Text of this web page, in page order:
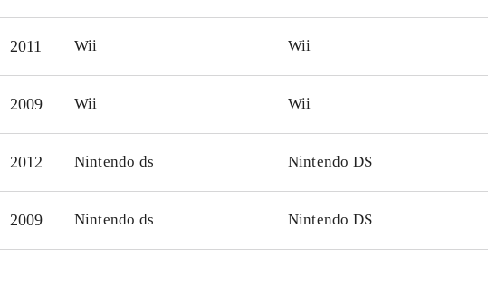
2011 Wii Wii
2009 Wii Wii
2012 Nintendo ds Nintendo DS
2009 Nintendo ds Nintendo DS